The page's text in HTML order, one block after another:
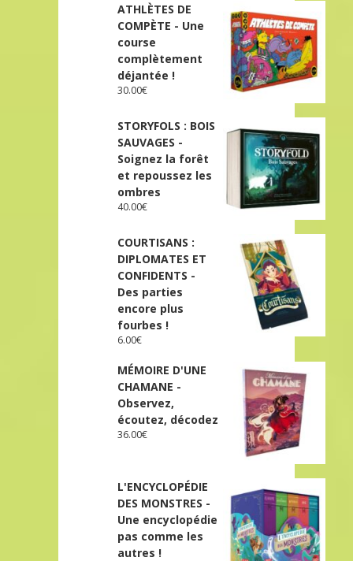
ATHLÈTES DE
COMPÈTE - Une
course
complètement
déjantée !
30.00€
STORYFOLS : BOIS
SAUVAGES -
Soignez la forêt
et repoussez les
ombres
40.00€
COURTISANS :
DIPLOMATES ET
CONFIDENTS -
Des parties
encore plus
fourbes !
6.00€
MÉMOIRE D'UNE
CHAMANE -
Observez,
écoutez, décodez
36.00€
L'ENCYCLOPÉDIE
DES MONSTRES -
Une encyclopédie
pas comme les
autres !